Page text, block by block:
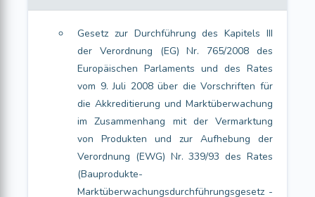
Gesetz zur Durchführung des Kapitels III
der Verordnung (EG) Nr. 765/2008 des
Europäischen Parlaments und des Rates
vom 9. Juli 2008 über die Vorschriften für
die Akkreditierung und Marktüberwachung
im Zusammenhang mit der Vermarktung
von Produkten und zur Aufhebung der
Verordnung (EWG) Nr. 339/93 des Rates
(Bauprodukte-
Marktüberwachungsdurchführungsgesetz -